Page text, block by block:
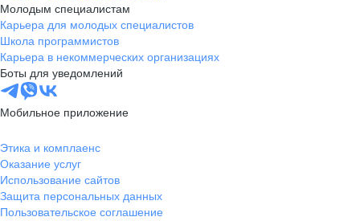
Молодым специалистам
Карьера для молодых специалистов
Школа программистов
Карьера в некоммерческих организациях
Боты для уведомлений
Мобильное приложение
Этика и комплаенс
Оказание услуг
Использование сайтов
Защита персональных данных
Пользовательское соглашение